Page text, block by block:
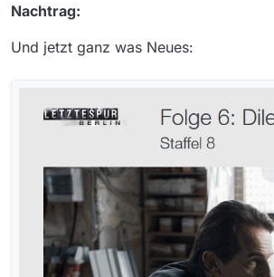
Nachtrag:
Und jetzt ganz was Neues: